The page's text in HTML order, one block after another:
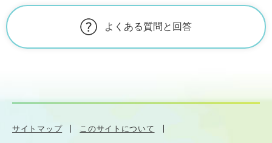
よくある質問と回答
サイトマップ このサイトについて